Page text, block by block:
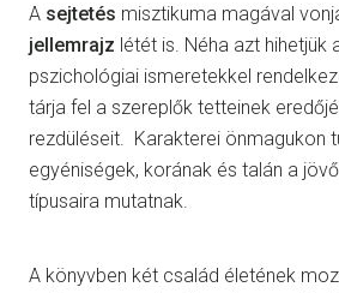
A sejtetés misztikuma magával
jellemrajz létét is. Néha azt hihetjük
pszichológiai ismeretekkel
tárja fel a szereplők tetteinek
rezdüléseit. Karakterei önmagukon
egyéniségek, korának és talán a
típusaira mutatnak.
A könyvben két család életének